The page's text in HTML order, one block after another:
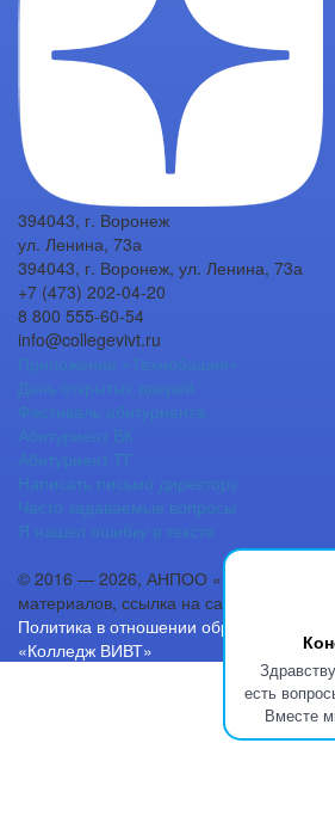
есть
Вместе
394043, г. Воронеж
ул. Ленина, 73а
394043, г. Воронеж, ул. Ленина, 73а
+7 (473) 202-04-20
8 800 555-60-54
info@collegevivt.ru
Приложение «Технобашня»
День открытых дверей
Фестиваль абитуриента
Абитуриент ВК
Абитуриент ТГ
Написать письмо директору
Часто задаваемые вопросы
Я нашел ошибку в тексте
© 2016 — 2026, АНПОО «Колледж
материалов, ссылка на сайт
Политика в отношении обработки
«Колледж ВИВТ»